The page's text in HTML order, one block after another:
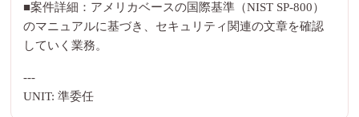
■案件詳細：アメリカベースの国際基準（NIST SP-800）
のマニュアルに基づき、セキュリティ関連の文章を確認
していく業務。
---
UNIT: 準委任